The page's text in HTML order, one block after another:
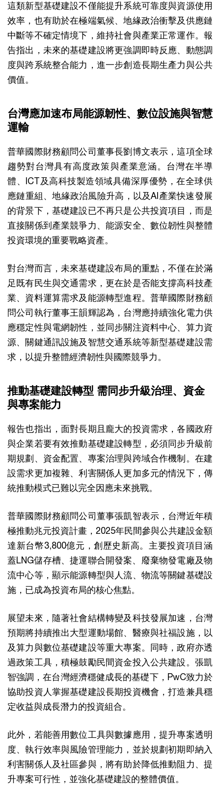
這類新型基礎建設不僅能提升系統可靠度與資源使用
效率，也有助於在極端氣候、地緣政治衝擊及供應鏈
中斷等不確定情境下，維持社會與產業正常運作。報
告指出，未來的基礎建設將更強調即時反應、動態調
度與跨系統整合能力，進一步創造長期生產力與公共
價值。
台灣應加速布局能源韌性、數位設施與智慧
運輸
普華國際財務顧問公司董事長劉博文表示，這項全球
趨勢對台灣具有高度政策與產業意涵。台灣在半導
體、ICT及高科技製造領域具備深厚優勢，在全球供
應鏈重組、地緣政治風險升高，以及AI產業快速發展
的背景下，基礎建設已不再只是公共投資項目，而是
直接關係到產業競爭力、能源安全、數位韌性與整體
投資環境的重要戰略資產。
對台灣而言，未來基礎建設布局的重點，不僅在於滿
足既有民生與交通需求，更在於是否能支撐高科技產
業、資料運算需求及能源轉型進程。普華國際財務顧
問公司執行董事王韻輝認為，台灣應持續強化電力供
應穩定性與電網韌性，並同步關注資料中心、算力資
源、關鍵通訊設施及智慧交通系統等新型基礎建設需
求，以提升整體經濟韌性與國際競爭力。
推動基礎建設轉型 需同步升級治理、資金
與專案能力
報告也指出，面對長期且龐大的投資需求，各國政府
與企業若要有效推動基礎建設轉型，必須同步升級前
期規劃、資金配置、專案治理與跨域合作機制。在建
設需求更加複雜、利害關係人更加多元的情況下，傳
統推動模式已難以完全因應未來挑戰。
普華國際財務顧問公司董事張凱智表示，台灣近年積
極推動兆元投資計畫，2025年民間參與公共建設金額
達新台幣3,800億元，創歷史新高。主要投資項目涵
蓋LNG儲存槽、捷運聯合開發案、廢棄物發電廠及物
流中心等，顯示能源轉型與人流、物流等關鍵基礎設
施，已成為投資布局的核心焦點。
展望未來，隨著社會結構轉變及科技發展加速，台灣
預期將持續推出大型運動場館、醫療與社福設施，以
及算力與數位基礎建設等重大專案。同時，政府亦透
過政策工具，積極鼓勵民間資金投入公共建設。張凱
智強調，在台灣經濟穩健成長的基礎下，PwC致力於
協助投資人掌握基礎建設長期投資機會，打造兼具穩
定收益與成長潛力的投資組合。
此外，若能善用數位工具與數據應用，提升專案透明
度、執行效率與風險管理能力，並於規劃初期即納入
利害關係人及社區參與，將有助於降低推動阻力、提
升專案可行性，並強化基礎建設的整體價值。